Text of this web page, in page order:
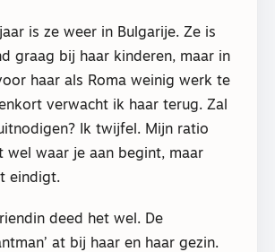
is ze weer in Bulgarije. Ze is
graag bij haar kinderen, maar in
haar als Roma weinig werk te
verwacht ik haar terug. Zal
Ik twijfel. Mijn ratio
wel waar je aan begint, maar
eindigt.
deed het wel. De
at bij haar en haar gezin.